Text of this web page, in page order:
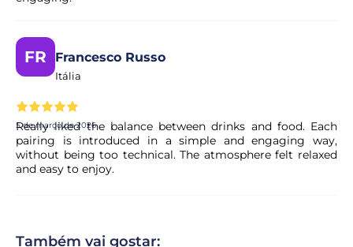
FR Francesco Russo
Itália
5 de março de 2026
Really liked the balance between drinks and food. Each
pairing is introduced in a simple and engaging way,
without being too technical. The atmosphere felt relaxed
and easy to enjoy.
Também vai gostar: